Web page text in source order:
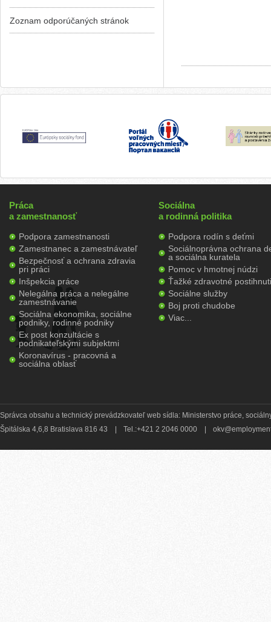
Zoznam odporúčaných stránok
Práca
a zamestnanosť
Podpora zamestnanosti
Zamestnanec a zamestnávateľ
Bezpečnosť a ochrana zdravia
pri práci
Inšpekcia práce
Nelegálna práca a nelegálne
zamestnávanie
Sociálna ekonomika, sociálne
podniky, rodinné podniky
Ex post konzultácie s
podnikateľskými subjektmi
Koronavírus - pracovná a
sociálna oblasť
Sociálna
a rodinná politika
Podpora rodín s deťmi
Sociálnoprávna ochrana
a sociálna kuratela
Pomoc v hmotnej núdzi
Ťažké zdravotné
Sociálne služby
Boj proti chudobe
Viac...
Správca obsahu a technický prevádzkovateľ web sídla: Ministerstvo práce,
Špitálska 4,6,8 Bratislava 816 43
Tel.:+421 2 2046 0000